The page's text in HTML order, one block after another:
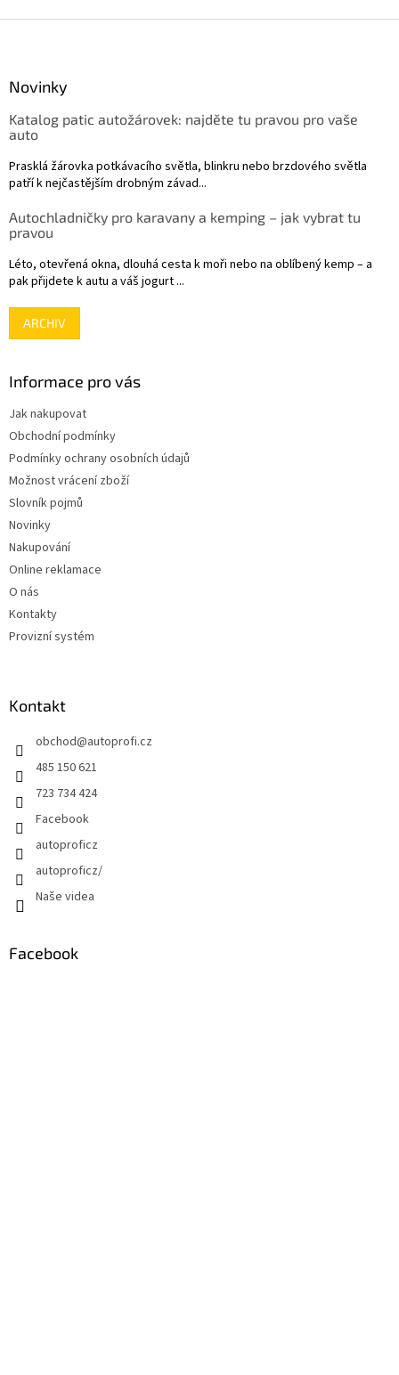
Novinky
Katalog patic autožárovek: najděte tu pravou pro vaše
auto
Prasklá žárovka potkávacího světla, blinkru nebo brzdového světla
patří k nejčastějším drobným závad...
Autochladničky pro karavany a kemping – jak vybrat tu
pravou
Léto, otevřená okna, dlouhá cesta k moři nebo na oblíbený kemp – a
pak přijdete k autu a váš jogurt ...
ARCHIV
Informace pro vás
Jak nakupovat
Obchodní podmínky
Podmínky ochrany osobních údajů
Možnost vrácení zboží
Slovník pojmů
Novinky
Nakupování
Online reklamace
O nás
Kontakty
Provizní systém
Kontakt
obchod@autoprofi.cz
485 150 621
723 734 424
Facebook
autoproficz
autoproficz/
Naše videa
Facebook